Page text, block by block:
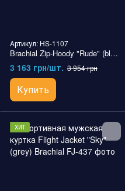
Артикул: HS-1107
Brachial Zip-Hoody "Rude" (black) спортивная мужская кофта для бодибилдинга
3 163 грн/шт. 3 954 грн
Купить
ХИТ